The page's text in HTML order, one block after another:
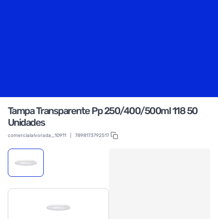
Tampa Transparente Pp 250/400/500ml 118 50
Unidades
comercialalvorada_10911 7898173792517